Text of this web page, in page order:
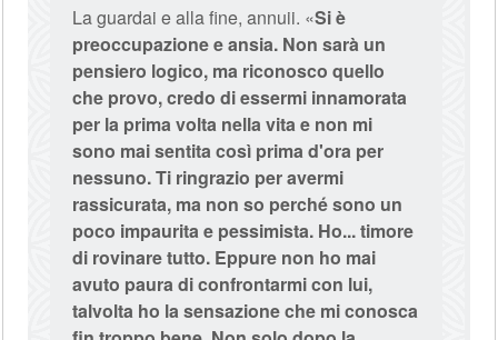
La guardai e alla fine, annuii. «Si è
preoccupazione e ansia. Non sarà un
pensiero logico, ma riconosco quello
che provo, credo di essermi innamorata
per la prima volta nella vita e non mi
sono mai sentita così prima d'ora per
nessuno. Ti ringrazio per avermi
rassicurata, ma non so perché sono un
poco impaurita e pessimista. Ho... timore
di rovinare tutto. Eppure non ho mai
avuto paura di confrontarmi con lui,
talvolta ho la sensazione che mi conosca